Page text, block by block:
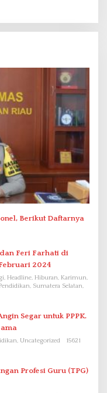
Berikut Daftarnya
Feri Farhati di
2024
Headline, Hiburan, Karimun,
Sumatera Selatan,
Segar untuk PPPK.
Uncategorized
15621
Profesi Guru (TPG)